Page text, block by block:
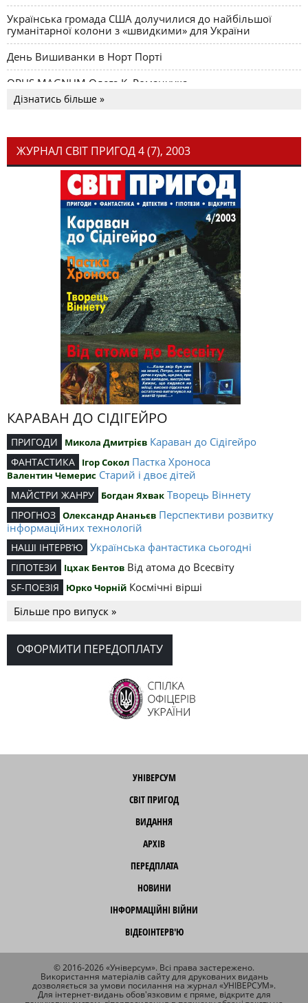
Українська громада США долучилися до найбільшої
гуманітарної колони з «швидкими» для України
День Вишиванки в Норт Порті
OPUS MAGNUM Олега К. Романчука
Дізнатись більше »
ЖУРНАЛ СВІТ ПРИГОД 4 (7), 2003
КАРАВАН ДО СІДІГЕЙРО
ПРИГОДИ Микола Дмитрієв Караван до Сідігейро
ФАНТАСТИКА Ігор Сокол Пастка Хроноса
Валентин Чемерис Старий і двоє дітей
МАЙСТРИ ЖАНРУ Богдан Яхвак Творець Віннету
ПРОГНОЗ Олександр Ананьєв Перспективи розвитку
інформаційних технологій
НАШІ ІНТЕРВ’Ю Українська фантастика сьогодні
ГІПОТЕЗИ Іцхак Бентов Від атома до Всесвіту
SF-ПОЕЗІЯ Юрко Чорній Космічні вірші
Більше про випуск »
ОФОРМИТИ ПЕРЕДОПЛАТУ
УНІВЕРСУМ
СВІТ ПРИГОД
ВИДАННЯ
АРХІВ
ПЕРЕДПЛАТА
НОВИНИ
ІНФОРМАЦІЙНІ ВІЙНИ
ВІДЕОІНТЕРВ'Ю
© 2016-2026 «Універсум». Всі права застережено.
Використання матеріалів сайту для друкованих видань
дозволяється за умови посилання на журнал «УНІВЕРСУМ».
Для інтернет-видань обов'язковим є пряме, відкрите для